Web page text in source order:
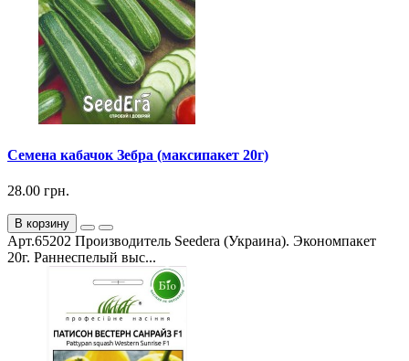
Семена кабачок Зебра (максипакет 20г)
28.00 грн.
В корзину
Арт.65202 Производитель Seedera (Украина). Экономпакет
20г. Раннеспелый выс...